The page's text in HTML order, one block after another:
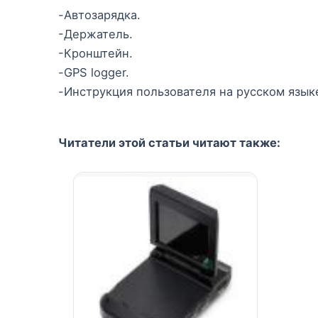
-Автозарядка.
-Держатель.
-Кронштейн.
-GPS logger.
-Инструкция пользователя на русском
Читатели этой статьи читают также: